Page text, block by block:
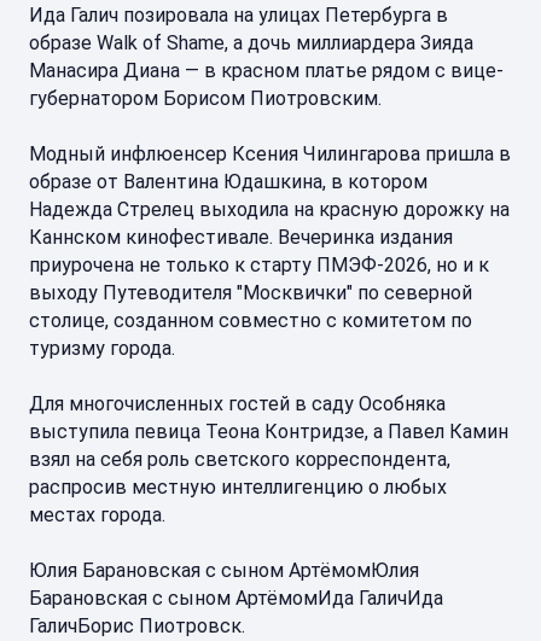
Ида Галич позировала на улицах Петербурга в
образе Walk of Shame, а дочь миллиардера Зияда
Манасира Диана — в красном платье рядом с вице-
губернатором Борисом Пиотровским.
Модный инфлюенсер Ксения Чилингарова пришла в
образе от Валентина Юдашкина, в котором
Надежда Стрелец выходила на красную дорожку на
Каннском кинофестивале. Вечеринка издания
приурочена не только к старту ПМЭФ-2026, но и к
выходу Путеводителя "Москвички" по северной
столице, созданном совместно с комитетом по
туризму города.
Для многочисленных гостей в саду Особняка
выступила певица Теона Контридзе, а Павел Камин
взял на себя роль светского корреспондента,
распросив местную интеллигенцию о любых
местах города.
Юлия Барановская с сыном АртёмомЮлия
Барановская с сыном АртёмомИда ГаличИда
ГаличБорис Пиотровск.